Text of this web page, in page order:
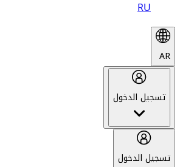
RU
AR
تسجيل الدخول
تسجيل الدخول